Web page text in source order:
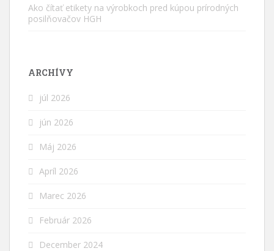
Ako čítať etikety na výrobkoch pred kúpou prírodných
posilňovačov HGH
ARCHÍVY
júl 2026
jún 2026
Máj 2026
Apríl 2026
Marec 2026
Február 2026
December 2024